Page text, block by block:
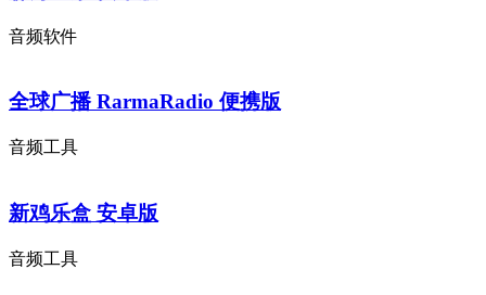
音频软件
全球广播 RarmaRadio 便携版
音频工具
新鸡乐盒 安卓版
音频工具